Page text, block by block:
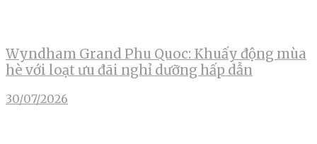
Wyndham Grand Phu Quoc: Khuấy động mùa
hè với loạt ưu đãi nghỉ dưỡng hấp dẫn
30/07/2026